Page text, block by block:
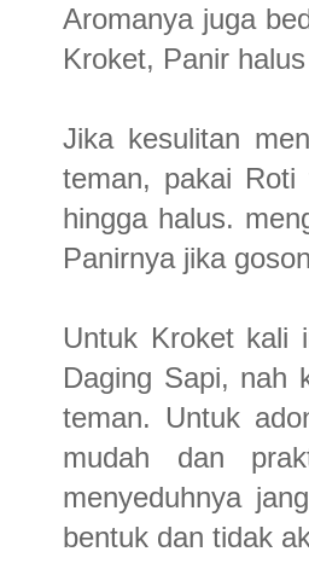
Aromanya juga
Kroket, Panir
Jika kesulitan
teman, pakai
hingga halus.
Panirnya jika
Untuk Kroket kali
Daging Sapi, nah
teman. Untuk
mudah dan
menyeduhnya
bentuk dan tidak